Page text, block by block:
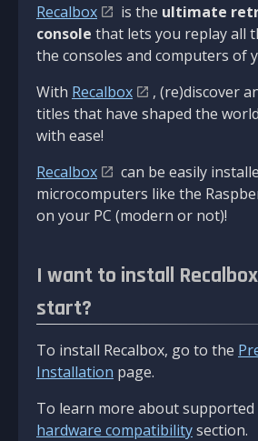
Recalbox is the ultimate
console that lets you replay all
the consoles and computers of
With Recalbox
, (re)discover
titles that have shaped the
with ease!
Recalbox
can be easily
microcomputers like the
on your PC (modern or not)!
I want to install
start?
To install Recalbox, go to the
Installation page.
To learn more about supported
hardware compatibilitysection.